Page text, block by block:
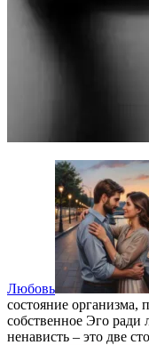
Любовь
состояние организма,
собственное Эго ради
ненависть – это две